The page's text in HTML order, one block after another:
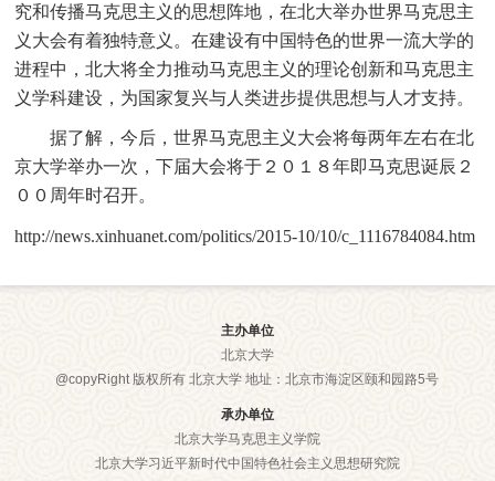
究和传播马克思主义的思想阵地，在北大举办世界马克思主
义大会有着独特意义。在建设有中国特色的世界一流大学的
进程中，北大将全力推动马克思主义的理论创新和马克思主
义学科建设，为国家复兴与人类进步提供思想与人才支持。
据了解，今后，世界马克思主义大会将每两年左右在北
京大学举办一次，下届大会将于２０１８年即马克思诞辰２
００周年时召开。
http://news.xinhuanet.com/politics/2015-10/10/c_1116784084.htm
主办单位
北京大学
@copyRight 版权所有 北京大学 地址：北京市海淀区颐和园路5号
承办单位
北京大学马克思主义学院
北京大学习近平新时代中国特色社会主义思想研究院